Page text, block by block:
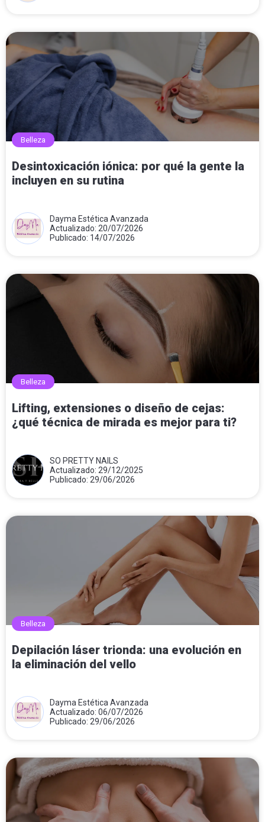
Belleza
Desintoxicación iónica: por qué la gente la
incluyen en su rutina
Dayma Estética Avanzada
Actualizado: 20/07/2026
Publicado: 14/07/2026
Belleza
Lifting, extensiones o diseño de cejas:
¿qué técnica de mirada es mejor para ti?
SO PRETTY NAILS
Actualizado: 29/12/2025
Publicado: 29/06/2026
Belleza
Depilación láser trionda: una evolución en
la eliminación del vello
Dayma Estética Avanzada
Actualizado: 06/07/2026
Publicado: 29/06/2026